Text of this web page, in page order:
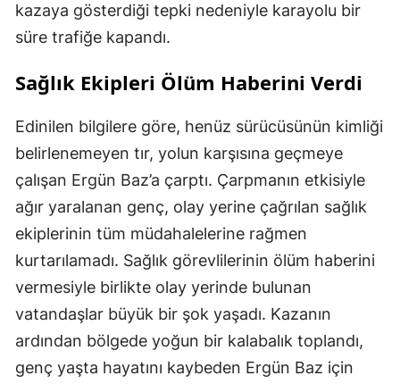
kazaya gösterdiği tepki nedeniyle karayolu bir
süre trafiğe kapandı.
Sağlık Ekipleri Ölüm Haberini Verdi
Edinilen bilgilere göre, henüz sürücüsünün kimliği
belirlenemeyen tır, yolun karşısına geçmeye
çalışan Ergün Baz’a çarptı. Çarpmanın etkisiyle
ağır yaralanan genç, olay yerine çağrılan sağlık
ekiplerinin tüm müdahalelerine rağmen
kurtarılamadı. Sağlık görevlilerinin ölüm haberini
vermesiyle birlikte olay yerinde bulunan
vatandaşlar büyük bir şok yaşadı. Kazanın
ardından bölgede yoğun bir kalabalık toplandı,
genç yaşta hayatını kaybeden Ergün Baz için